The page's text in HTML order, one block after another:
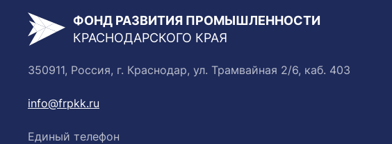
ФОНД РАЗВИТИЯ ПРОМЫШЛЕННОСТИ
КРАСНОДАРСКОГО КРАЯ
350911, Россия, г. Краснодар, ул. Трамвайная 2/6, каб. 403
info@frpkk.ru
Единый телефон